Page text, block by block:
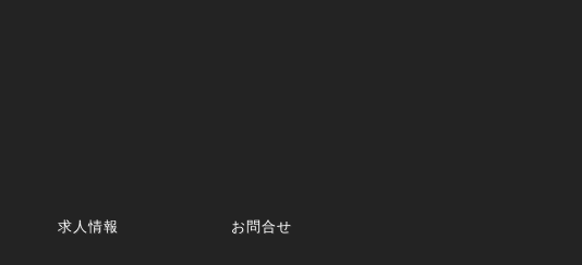
求人情報 お問合せ